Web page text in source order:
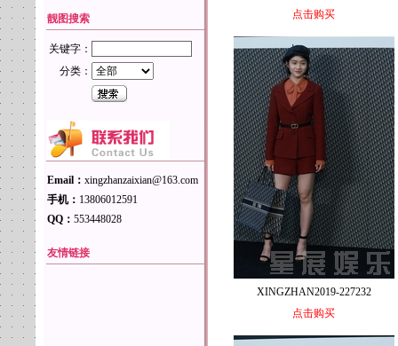
靓图搜索
关键字：
分类：
Email： xingzhanzaixian@163.com
手机： 13806012591
QQ： 553448028
友情链接
点击购买
XINGZHAN2019-227232
点击购买